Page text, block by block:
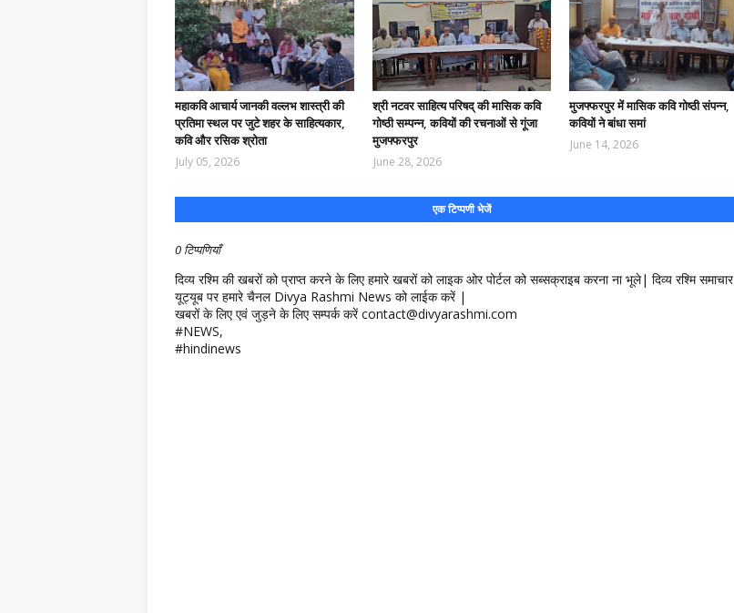
महाकवि आचार्य जानकी वल्लभ शास्त्री की
प्रतिमा स्थल पर जुटे शहर के साहित्यकार,
कवि और रसिक श्रोता
July 05, 2026
श्री नटवर साहित्य परिषद् की मासिक कवि
गोष्ठी सम्पन्न, कवियों की रचनाओं से गूंजा
मुजफ्फरपुर
June 28, 2026
मुजफ्फरपुर में मासिक कवि गोष्ठी संपन्न,
कवियों ने बांधा समां
June 14, 2026
एक टिप्पणी भेजें
0 टिप्पणियाँ
दिव्य रश्मि की खबरों को प्राप्त करने के लिए हमारे खबरों को लाइक ओर पोर्टल को सब्सक्राइब करना ना भूले| दिव्य रश्मि समाचार
यूट्यूब पर हमारे चैनल Divya Rashmi News को लाईक करें |
खबरों के लिए एवं जुड़ने के लिए सम्पर्क करें contact@divyarashmi.com
#NEWS,
#hindinews